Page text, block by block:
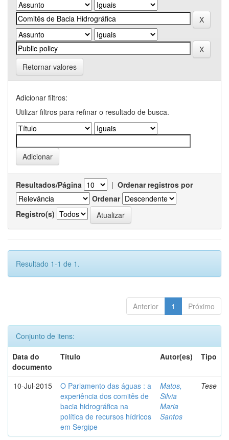
Retornar valores
Adicionar filtros:
Utilizar filtros para refinar o resultado de busca.
Resultados/Página | Ordenar registros por
Ordenar
Registro(s)
Resultado 1-1 de 1.
Anterior 1 Próximo
Conjunto de itens:
Data do
documento
Título Autor(es) Tipo
10-Jul-2015
O Parlamento das águas : a
experiência dos comitês de
bacia hidrográfica na
política de recursos hídricos
em Sergipe
Matos,
Silvia
Maria
Santos
Tese